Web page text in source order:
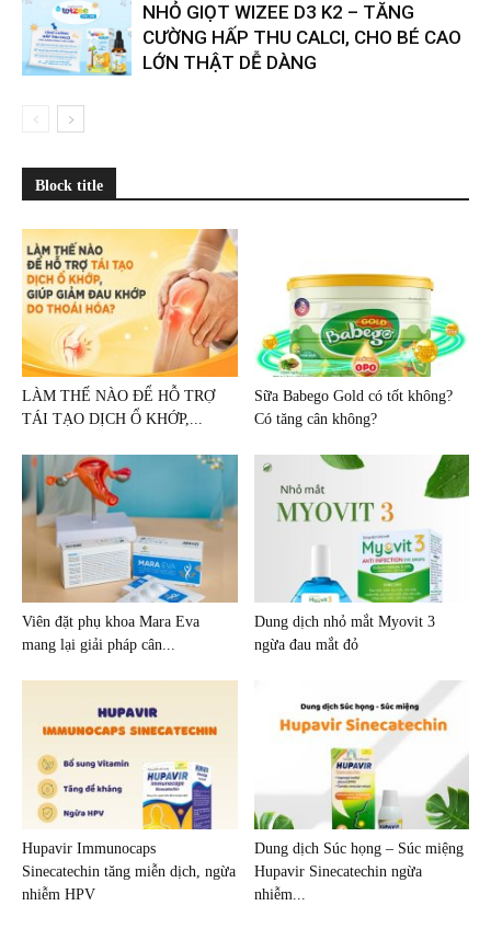
NHỎ GIỌT WIZEE D3 K2 – TĂNG
CƯỜNG HẤP THU CALCI, CHO BÉ CAO
LỚN THẬT DỄ DÀNG
Block title
LÀM THẾ NÀO ĐỂ HỖ TRỢ
TÁI TẠO DỊCH Ổ KHỚP,...
Sữa Babego Gold có tốt không?
Có tăng cân không?
Viên đặt phụ khoa Mara Eva
mang lại giải pháp cân...
Dung dịch nhỏ mắt Myovit 3
ngừa đau mắt đỏ
Hupavir Immunocaps
Sinecatechin tăng miễn dịch, ngừa
nhiễm HPV
Dung dịch Súc họng – Súc miệng
Hupavir Sinecatechin ngừa
nhiễm...